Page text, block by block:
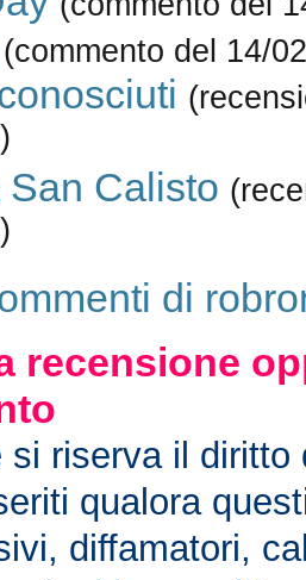
(commento del 14/
San Calisto
di
recensione
si riserva il diritto
qualora
diffamatori,